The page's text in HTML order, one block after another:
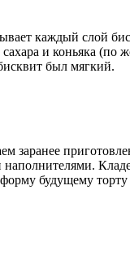
каждый слой
и коньяка (по
был мягкий.
заранее
будущему торту